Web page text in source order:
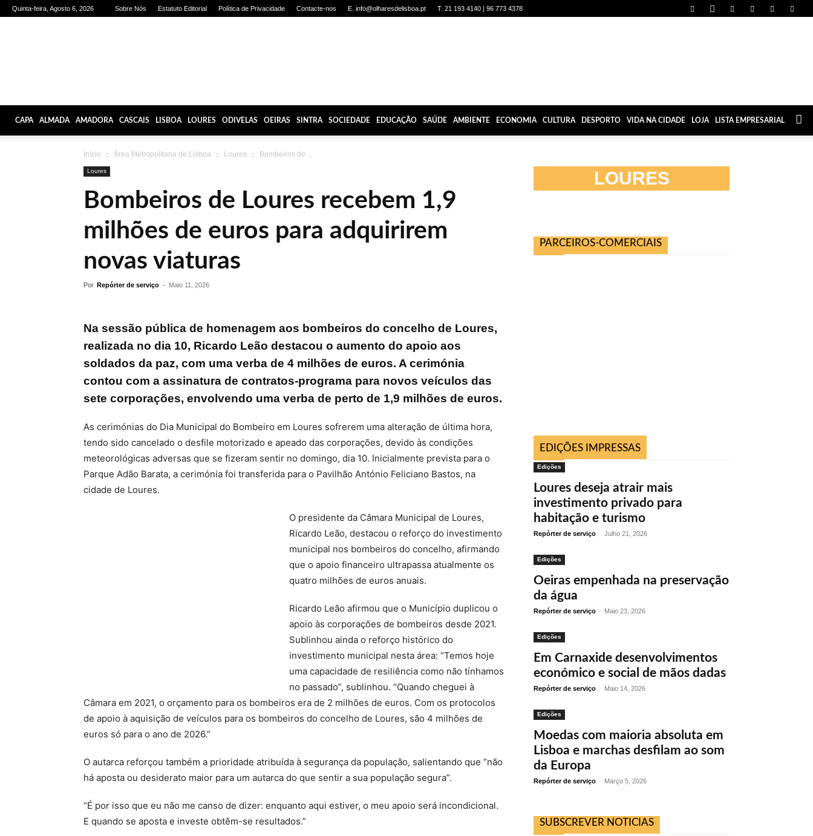
Quinta-feira, Agosto 6, 2026 Sobre Nós Estatuto Editorial Política de Privacidade Contacte-nos E. info@olharesdelisboa.pt T. 21 193 4140 | 96 773 4378
CAPA ALMADA AMADORA CASCAIS LISBOA LOURES ODIVELAS OEIRAS SINTRA SOCIEDADE EDUCAÇÃO SAÚDE AMBIENTE ECONOMIA CULTURA DESPORTO VIDA NA CIDADE LOJA LISTA EMPRESARIAL
Início Área Metropolitana de Lisboa Loures Bombeiros de ...
Loures
Bombeiros de Loures recebem 1,9
milhões de euros para adquirirem
novas viaturas
Por Repórter de serviço - Maio 11, 2026
Na sessão pública de homenagem aos bombeiros do concelho de Loures,
realizada no dia 10, Ricardo Leão destacou o aumento do apoio aos
soldados da paz, com uma verba de 4 milhões de euros. A cerimónia
contou com a assinatura de contratos-programa para novos veículos das
sete corporações, envolvendo uma verba de perto de 1,9 milhões de euros.
As cerimónias do Dia Municipal do Bombeiro em Loures sofrerem uma alteração de última hora,
tendo sido cancelado o desfile motorizado e apeado das corporações, devido às condições
meteorológicas adversas que se fizeram sentir no domingo, dia 10. Inicialmente prevista para o
Parque Adão Barata, a cerimónia foi transferida para o Pavilhão António Feliciano Bastos, na
cidade de Loures.
O presidente da Câmara Municipal de Loures,
Ricardo Leão, destacou o reforço do investimento
municipal nos bombeiros do concelho, afirmando
que o apoio financeiro ultrapassa atualmente os
quatro milhões de euros anuais.
Ricardo Leão afirmou que o Município duplicou o
apoio às corporações de bombeiros desde 2021.
Sublinhou ainda o reforço histórico do
investimento municipal nesta área: “Temos hoje
uma capacidade de resiliência como não tínhamos
no passado”, sublinhou. “Quando cheguei à
Câmara em 2021, o orçamento para os bombeiros era de 2 milhões de euros. Com os protocolos
de apoio à aquisição de veículos para os bombeiros do concelho de Loures, são 4 milhões de
euros só para o ano de 2026.”
O autarca reforçou também a prioridade atribuída à segurança da população, salientando que “não
há aposta ou desiderato maior para um autarca do que sentir a sua população segura”.
“É por isso que eu não me canso de dizer: enquanto aqui estiver, o meu apoio será incondicional.
E quando se aposta e investe obtêm-se resultados.”
LOURES
PARCEIROS-COMERCIAIS
EDIÇÕES IMPRESSAS
Edições
Loures deseja atrair mais
investimento privado para
habitação e turismo
Repórter de serviço - Julho 21, 2026
Edições
Oeiras empenhada na preservação
da água
Repórter de serviço - Maio 23, 2026
Edições
Em Carnaxide desenvolvimentos
económico e social de mãos dadas
Repórter de serviço - Maio 14, 2026
Edições
Moedas com maioria absoluta em
Lisboa e marchas desfilam ao som
da Europa
Repórter de serviço - Março 5, 2026
SUBSCREVER NOTICIAS